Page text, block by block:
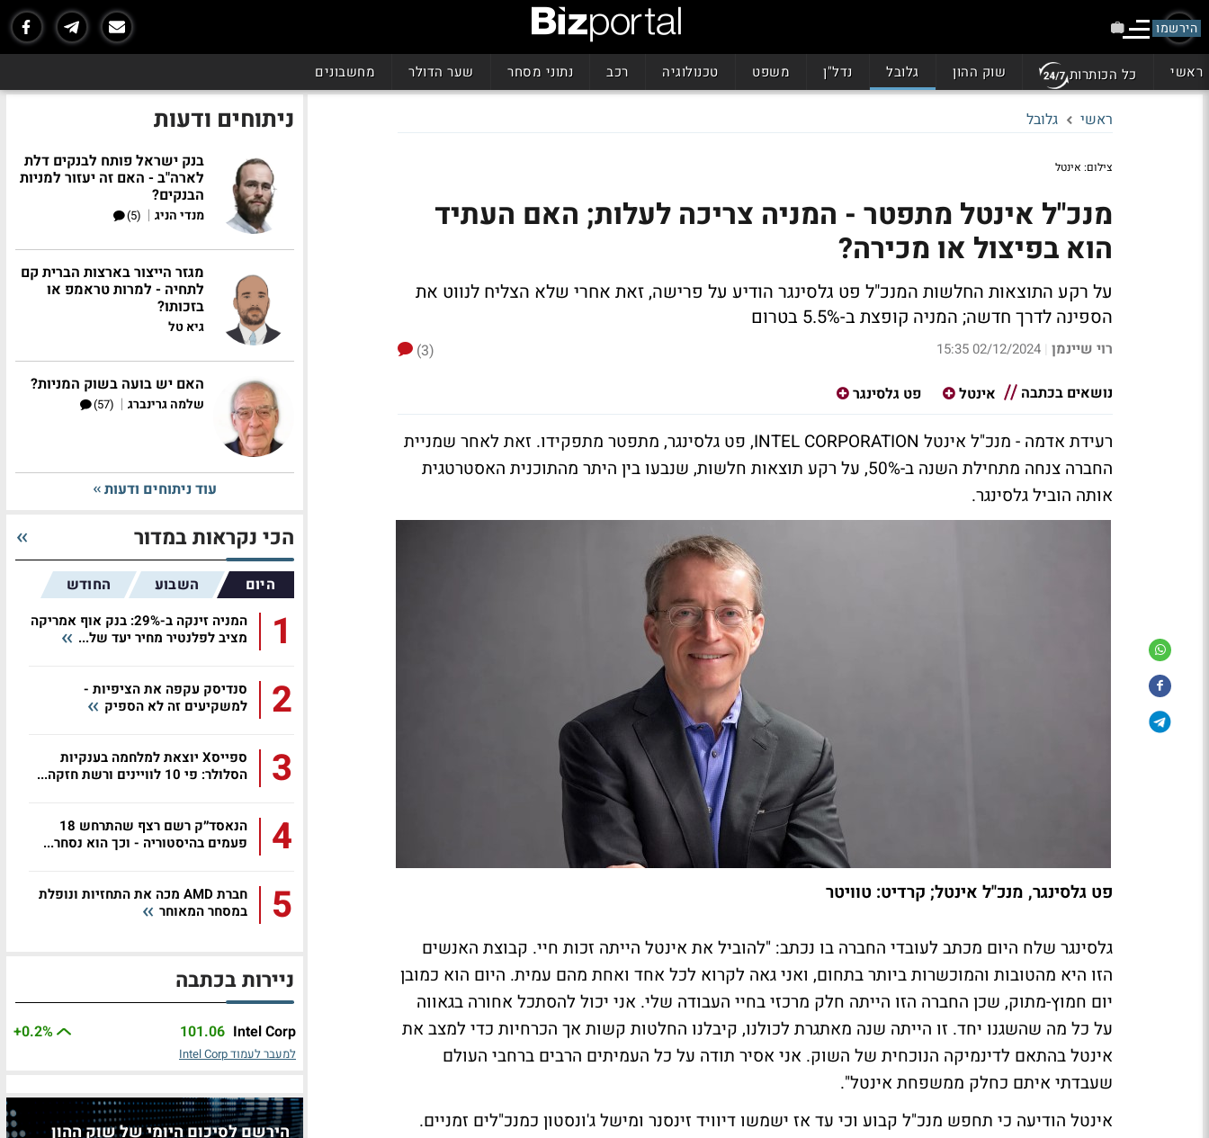
הירשמו
ראשי כל הכותרות שוק ההון גלובל נדל"ן משפט טכנולוגיה רכב נתוני מסחר שער הדולר מחשבונים
ראשי גלובל
צילום: אינטל
מנכ"ל אינטל מתפטר - המניה צריכה לעלות; האם העתיד
הוא בפיצול או מכירה?
על רקע התוצאות החלשות המנכ"ל פט גלסינגר הודיע על פרישה, זאת אחרי שלא הצליח לנווט את
הספינה לדרך חדשה; המניה קופצת ב-5.5% בטרום
רוי שיינמן |
02/12/2024 15:35
(3)
נושאים בכתבה
אינטל פט גלסינגר
רעידת אדמה - מנכ"ל אינטל INTEL CORPORATION, פט גלסינגר, מתפטר מתפקידו. זאת לאחר שמניית
החברה צנחה מתחילת השנה ב-50%, על רקע תוצאות חלשות, שנבעו בין היתר מהתוכנית האסטרטגית
אותה הוביל גלסינגר.
פט גלסינגר, מנכ"ל אינטל; קרדיט: טוויטר
גלסינגר שלח היום מכתב לעובדי החברה בו נכתב: "להוביל את אינטל הייתה זכות חיי. קבוצת האנשים
הזו היא מהטובות והמוכשרות ביותר בתחום, ואני גאה לקרוא לכל אחד ואחת מהם עמית. היום הוא כמובן
יום חמוץ-מתוק, שכן החברה הזו הייתה חלק מרכזי בחיי העבודה שלי. אני יכול להסתכל אחורה בגאווה
על כל מה שהשגנו יחד. זו הייתה שנה מאתגרת לכולנו, קיבלנו החלטות קשות אך הכרחיות כדי למצב את
אינטל בהתאם לדינמיקה הנוכחית של השוק. אני אסיר תודה על כל העמיתים הרבים ברחבי העולם
שעבדתי איתם כחלק ממשפחת אינטל".
אינטל הודיעה כי תחפש מנכ"ל קבוע וכי עד אז ישמשו דיוויד זינסנר ומישל ג'ונסטון כמנכ"לים זמניים.
ניתוחים ודעות
בנק ישראל פותח לבנקים דלת
לארה"ב - האם זה יעזור למניות
הבנקים?
מנדי הניג |
(5)
מגזר הייצור בארצות הברית קם
לתחיה - למרות טראמפ או
בזכותו?
גיא טל
האם יש בועה בשוק המניות?
שלמה גרינברג |
(57)
עוד ניתוחים ודעות
הכי נקראות במדור
היום השבוע החודש
1
המניה זינקה ב-29%: בנק אוף אמריקה
מציב לפלנטיר מחיר יעד של...
2
סנדיסק עקפה את הציפיות -
למשקיעים זה לא הספיק
3
ספייסX יוצאת למלחמה בענקיות
הסלולר: פי 10 לוויינים ורשת חזקה...
4
הנאסד״ק רשם רצף שהתרחש 18
פעמים בהיסטוריה - וכך הוא נסחר...
5
חברת AMD מכה את התחזיות ונופלת
במסחר המאוחר
ניירות בכתבה
Intel Corp
101.06
+0.2%
למעבר לעמוד Intel Corp
הירשם לסיכום היומי של שוק ההון